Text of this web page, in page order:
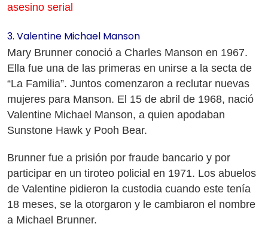
asesino serial
3. Valentine Michael Manson
Mary Brunner conoció a Charles Manson en 1967.
Ella fue una de las primeras en unirse a la secta de
“La Familia”. Juntos comenzaron a reclutar nuevas
mujeres para Manson. El 15 de abril de 1968, nació
Valentine Michael Manson, a quien apodaban
Sunstone Hawk y Pooh Bear.
Brunner fue a prisión por fraude bancario y por
participar en un tiroteo policial en 1971. Los abuelos
de Valentine pidieron la custodia cuando este tenía
18 meses, se la otorgaron y le cambiaron el nombre
a Michael Brunner.